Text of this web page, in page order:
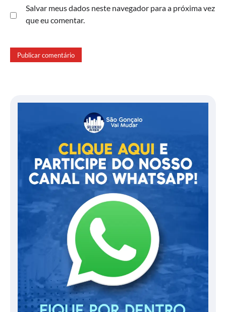
Salvar meus dados neste navegador para a próxima vez
que eu comentar.